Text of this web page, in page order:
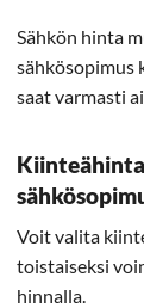
Sähkön hinta
sähkösopimus
saat varmasti
Voit valita
toistaiseksi
hinnalla.